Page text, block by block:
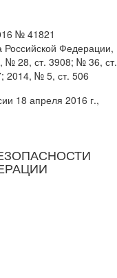
№ 41821
Российской Федерации,
№ 28, ст. 3908; № 36, ст.
2014, № 5, ст. 506
18 апреля 2016 г.,
№182